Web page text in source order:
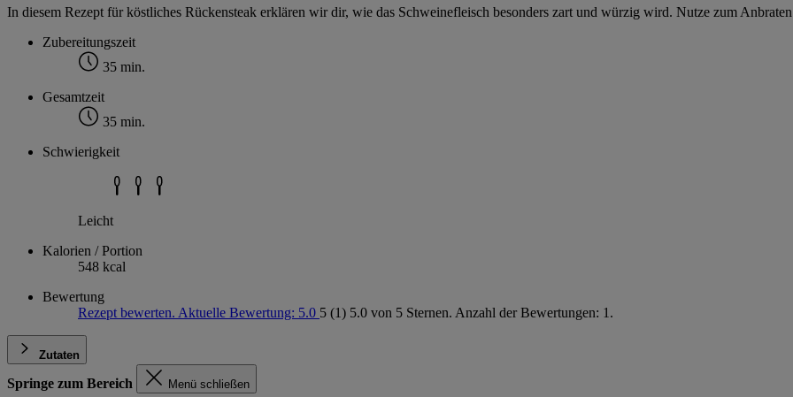
In diesem Rezept für köstliches Rückensteak erklären wir dir, wie das Schweinefleisch besonders zart und würzig wird. Nutze zum
Zubereitungszeit
35 min.
Gesamtzeit
35 min.
Schwierigkeit
Leicht
Kalorien / Portion
548 kcal
Bewertung
Rezept bewerten. Aktuelle Bewertung: 5.0 5 (1) 5.0 von 5 Sternen. Anzahl der Bewertungen: 1.
Zutaten
Springe zum Bereich Menü schließen